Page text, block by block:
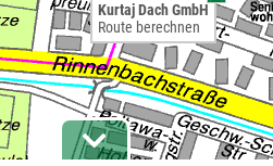
Kurtaj Dach GmbH
Route berechnen